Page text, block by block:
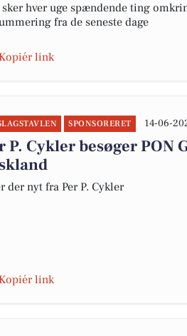
sker hver uge spændende ting
fra de seneste dage
Kopiér link
SPONSORERET 14-06-
P. Cykler besøger PON
der nyt fra Per P. Cykler
Kopiér link